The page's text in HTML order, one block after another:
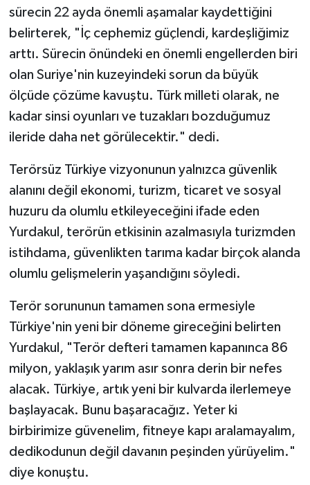
sürecin 22 ayda önemli aşamalar kaydettiğini
belirterek, "İç cephemiz güçlendi, kardeşliğimiz
arttı. Sürecin önündeki en önemli engellerden biri
olan Suriye'nin kuzeyindeki sorun da büyük
ölçüde çözüme kavuştu. Türk milleti olarak, ne
kadar sinsi oyunları ve tuzakları bozduğumuz
ileride daha net görülecektir." dedi.
Terörsüz Türkiye vizyonunun yalnızca güvenlik
alanını değil ekonomi, turizm, ticaret ve sosyal
huzuru da olumlu etkileyeceğini ifade eden
Yurdakul, terörün etkisinin azalmasıyla turizmden
istihdama, güvenlikten tarıma kadar birçok alanda
olumlu gelişmelerin yaşandığını söyledi.
Terör sorununun tamamen sona ermesiyle
Türkiye'nin yeni bir döneme gireceğini belirten
Yurdakul, "Terör defteri tamamen kapanınca 86
milyon, yaklaşık yarım asır sonra derin bir nefes
alacak. Türkiye, artık yeni bir kulvarda ilerlemeye
başlayacak. Bunu başaracağız. Yeter ki
birbirimize güvenelim, fitneye kapı aralamayalım,
dedikodunun değil davanın peşinden yürüyelim."
diye konuştu.